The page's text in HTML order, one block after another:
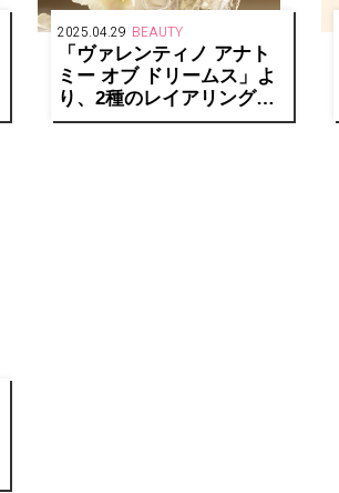
2025.04.29 BEAUTY
「ヴァレンティノ アナト
ミー オブ ドリームス」よ
り、2種のレイアリングフ
レグランス登場